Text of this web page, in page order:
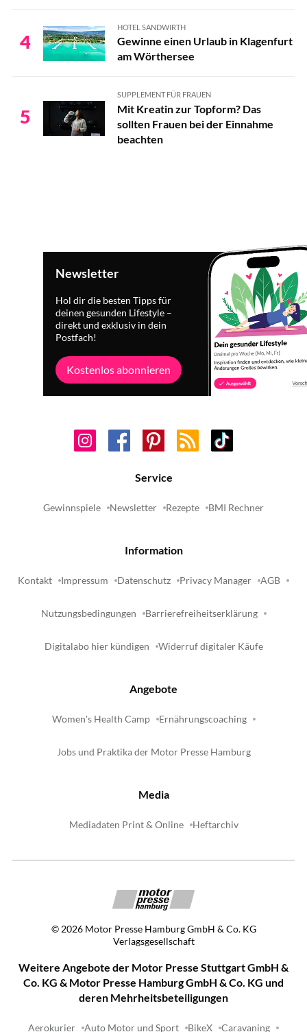
4
HOTEL SANDWIRTH
Gewinne einen Urlaub in Klagenfurt
am Wörthersee
5
SUPPLEMENT FÜR FRAUEN
Mit Kreatin zur Topform? Das
sollten Frauen bei der Einnahme
beachten
Newsletter
Hol dir die besten Tipps für
deinen gesunden Lifestyle –
direkt und exklusiv in dein
Postfach!
Kostenlos abonnieren
Service
Gewinnspiele Newsletter Rezepte BMI Rechner
Information
Kontakt Impressum Datenschutz Privacy Manager AGB
Nutzungsbedingungen Barrierefreiheitserklärung
Digitalabo hier kündigen Widerruf digitaler Käufe
Angebote
Women's Health Camp Ernährungscoaching
Jobs und Praktika der Motor Presse Hamburg
Media
Mediadaten Print & Online Heftarchiv
© 2026 Motor Presse Hamburg GmbH & Co. KG
Verlagsgesellschaft
Weitere Angebote der Motor Presse Stuttgart GmbH &
Co. KG & Motor Presse Hamburg GmbH & Co. KG und
deren Mehrheitsbeteiligungen
Aerokurier Auto Motor und Sport BikeX Caravaning